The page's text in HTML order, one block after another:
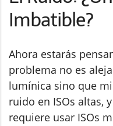
Imbatible?
Ahora estarás
problema no es
lumínica sino que
ruido en ISOs altas,
requiere usar ISOs